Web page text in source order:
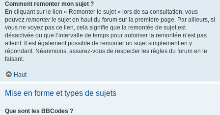
Comment remonter mon sujet ?
En cliquant sur le lien « Remonter le sujet » lors de sa consultation, vous
pouvez remonterle sujet en haut du forum sur la première page. Par ailleurs, si
vous ne voyez pas ce lien, cela signifie que la remontée de sujet est
désactivée ou que l’intervalle de temps pour autoriser la remontée n’est pas
atteint. Il est également possible de remonter un sujet simplement en y
répondant. Néanmoins, assurez-vous de respecter les règles du forum en le
faisant.
Haut
Mise en forme et types de sujets
Que sont les BBCodes ?